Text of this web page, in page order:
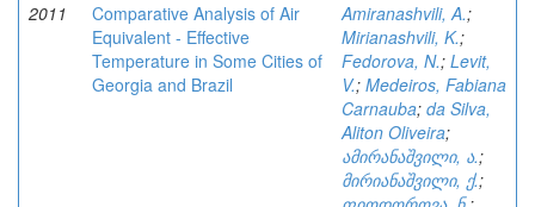
2011
Comparative Analysis of Air
Equivalent - Effective
Temperature in Some Cities of
Georgia and Brazil
Amiranashvili, A.;
Mirianashvili, K.;
Fedorova, N.; Levit,
V.; Medeiros, Fabiana
Carnauba; da Silva,
Aliton Oliveira;
ამირანაშვილი, ა.;
მირიანაშვილი, ქ.;